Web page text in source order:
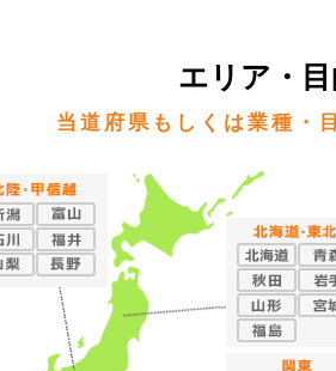
エリア・
当道府県もしくは業種・